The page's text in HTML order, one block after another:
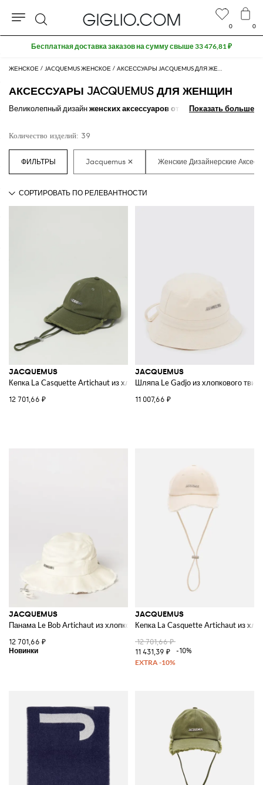
ЖЕНСКОЕ JACQUEMUS ЖЕНСКОЕ
АКСЕССУАРЫ JACQUEMUS ДЛЯ ЖЕНЩИН
Великолепный дизайнженских аксессуаров от Jacquemusпоможет
нашем сайте для создания новых образов на каждый день.
Узнайте больше о том, как
купить женские аксессуары от
на GIGLIO.COM
Показать больше
Показать больше
Количество изделий: 39
JACQUEMUS
Кепка La Casquette Artichaut из хлопка
12 701,66 ₽
JACQUEMUS
Шляпа Le Gadjo из хлопкового
11 007,66 ₽
JACQUEMUS
Панама Le Bob Artichaut из хлопкового твила
12 701,66 ₽
JACQUEMUS
Кепка La Casquette Artichaut из
12 701,66 ₽
11 431,39 ₽
-10%
0 0
Поиск
Бесплатная доставка заказов на сумму свыше 33 476,81 ₽